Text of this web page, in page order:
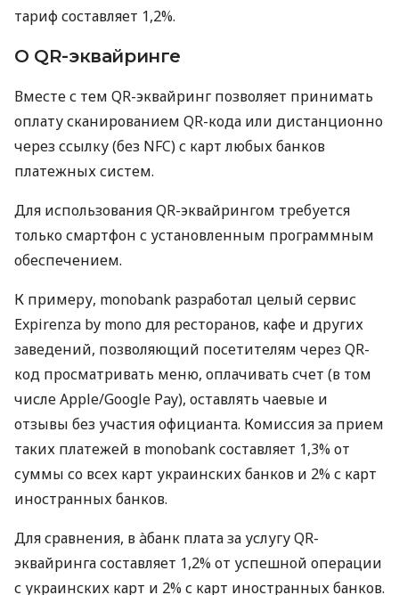
тариф составляет 1,2%.
О QR-эквайринге
Вместе с тем QR-эквайринг позволяет принимать
оплату сканированием QR-кода или дистанционно
через ссылку (без NFC) с карт любых банков
платежных систем.
Для использования QR-эквайрингом требуется
только смартфон с установленным программным
обеспечением.
К примеру, monobank разработал целый сервис
Expirenza by mono для ресторанов, кафе и других
заведений, позволяющий посетителям через QR-
код просматривать меню, оплачивать счет (в том
числе Apple/Google Pay), оставлять чаевые и
отзывы без участия официанта. Комиссия за прием
таких платежей в monobank составляет 1,3% от
суммы со всех карт украинских банков и 2% с карт
иностранных банков.
Для сравнения, в àбанк плата за услугу QR-
эквайринга составляет 1,2% от успешной операции
с украинских карт и 2% с карт иностранных банков.